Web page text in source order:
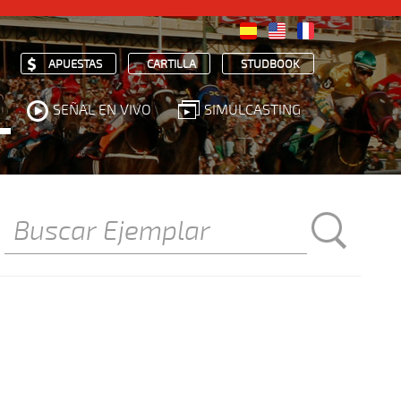
APUESTAS CARTILLA STUDBOOK
SEÑAL EN VIVO SIMULCASTING